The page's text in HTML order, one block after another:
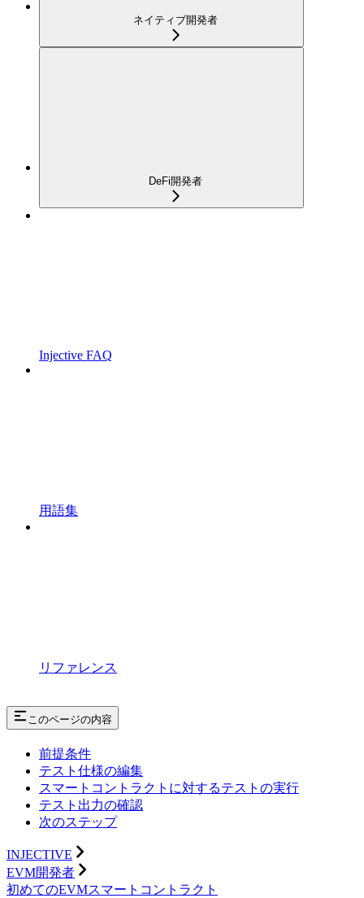
ネイティブ開発者
DeFi開発者
Injective FAQ
用語集
リファレンス
このページの内容
前提条件
テスト仕様の編集
スマートコントラクトに対するテストの実行
テスト出力の確認
次のステップ
INJECTIVE
EVM開発者
初めてのEVMスマートコントラクト